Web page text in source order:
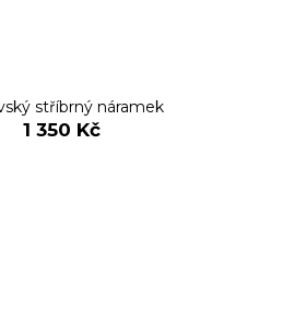
stříbrný náramek
1 350 Kč